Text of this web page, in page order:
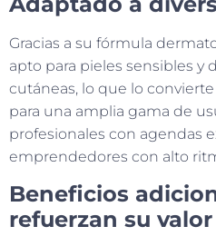
Gracias a su fórmula
apto para pieles sensibles y
cutáneas, lo que lo
para una amplia gama de
profesionales con agendas
emprendedores con alto
Beneficios
refuerzan su valor